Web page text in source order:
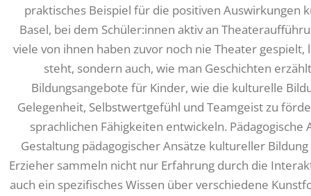
praktisches Beispiel für die positiven Auswirkungen
Basel, bei dem Schüler:innen aktiv an
viele von ihnen haben zuvor noch nie Theater
steht, sondern auch, wie man Geschichten
Bildungsangebote für Kinder, wie die kulturelle
Gelegenheit, Selbstwertgefühl und Teamgeist zu
sprachlichen Fähigkeiten entwickeln.
Gestaltung pädagogischer Ansätze kultureller
Erzieher sammeln nicht nur Erfahrung durch die
auch ein spezifisches Wissen über verschiedene